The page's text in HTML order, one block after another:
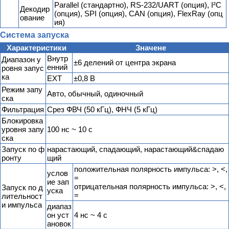
Декодир
ование
Parallel (стандартно), RS-232/UART (опция), I²C
(опция), SPI (опция), CAN (опция), FlexRay (опц
ия)
Система запуска
Характеристики
Значене
Диапазон у
ровня запус
ка
Внутр
енний
±6 делений от центра экрана
EXT
±0,8 В
Режим запу
ска
Авто, обычный, одиночный
Фильтрация Срез ФВЧ (50 кГц), ФНЧ (5 кГц)
Блокировка
уровня запу
ска
100 нс ~ 10 с
Запуск по ф
ронту
нарастающий, спадающий, нарастающий&спадаю
щий
Запуск по д
лительност
и импульса
услов
ие зап
уска
положительная полярность импульса: >, <,
=
отрицательная полярность импульса: >, <,
=
диапаз
он уст
ановок
4 нс ~ 4 с